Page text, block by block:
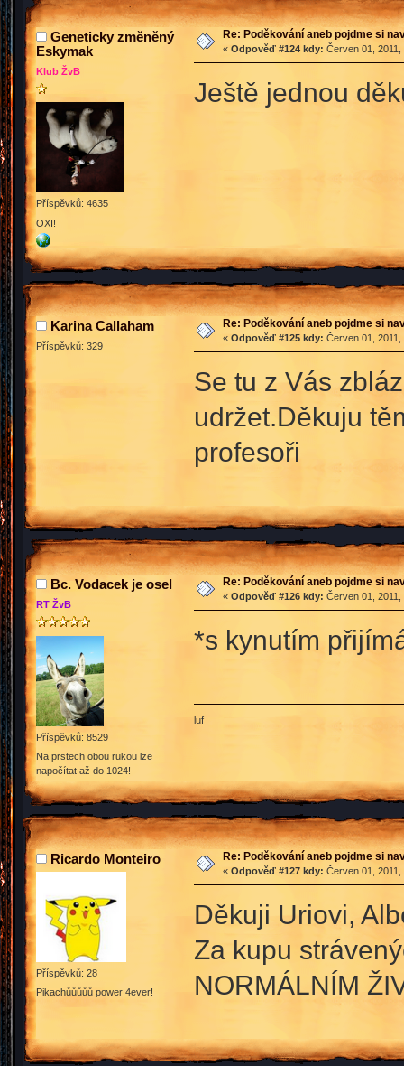
Geneticky změněný
Eskymak
Klub ŽvB
Příspěvků: 4635
OXI!
Re: Poděkování aneb pojdme si
« Odpověď #124 kdy: Červen 01,
Ještě jednou
Karina Callaham
Příspěvků: 329
Re: Poděkování aneb pojdme si
« Odpověď #125 kdy: Červen 01,
Se tu z Vás
udržet.Děkuju
profesoři
Bc. Vodacek je osel
RT ŽvB
Příspěvků: 8529
Na prstech obou rukou lze
napočítat až do 1024!
Re: Poděkování aneb pojdme si
« Odpověď #126 kdy: Červen 01,
*s kynutím
luf
Ricardo Monteiro
Příspěvků: 28
Pikachůůůůů power 4ever!
Re: Poděkování aneb pojdme si
« Odpověď #127 kdy: Červen 01,
Děkuji Uriovi,
Za kupu
NORMÁLNÍM